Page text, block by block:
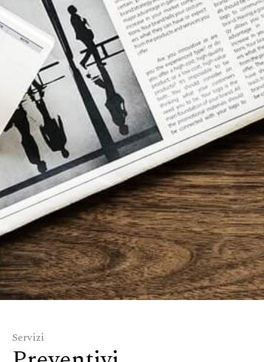
Servizi